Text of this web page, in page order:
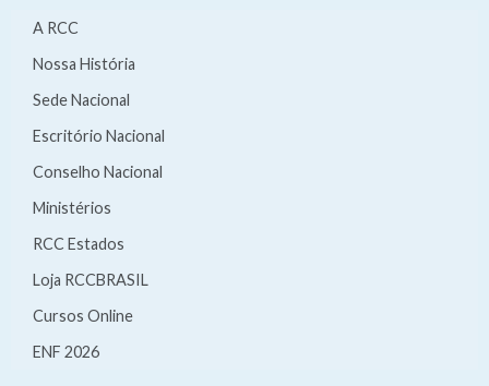
A RCC
Nossa História
Sede Nacional
Escritório Nacional
Conselho Nacional
Ministérios
RCC Estados
Loja RCCBRASIL
Cursos Online
ENF 2026